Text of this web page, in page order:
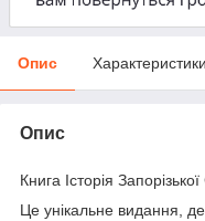
Опис Характеристики
Опис
Книга Історія Запорізької
Це унікальне видання,